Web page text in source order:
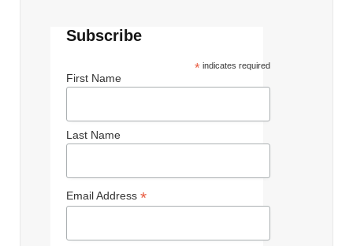
Subscribe
* indicates required
First Name
Last Name
Email Address *